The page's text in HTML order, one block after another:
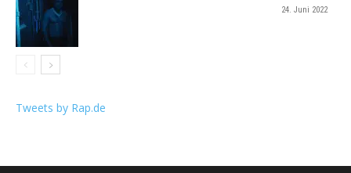
24. Juni 2022
Tweets by Rap.de